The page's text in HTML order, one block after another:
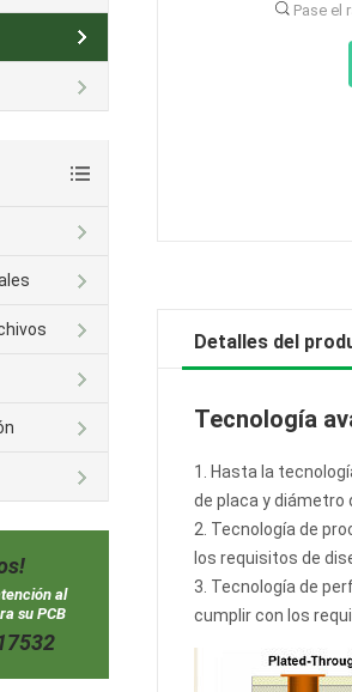
Pase el
Detalles del
Tecnología
1. Hasta la
de placa y diámetro
2. Tecnología de
los requisitos de
3. Tecnología de
cumplir con los
al
su PCB